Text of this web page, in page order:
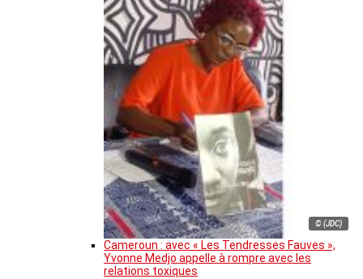
© (JDC)
Cameroun : avec « Les Tendresses Fauves »,
Yvonne Medjo appelle à rompre avec les
relations toxiques